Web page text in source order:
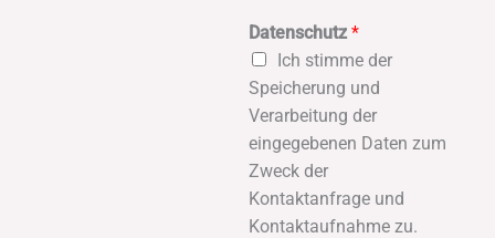
Datenschutz *
Ich stimme der
Speicherung und
Verarbeitung der
eingegebenen Daten zum
Zweck der
Kontaktanfrage und
Kontaktaufnahme zu.